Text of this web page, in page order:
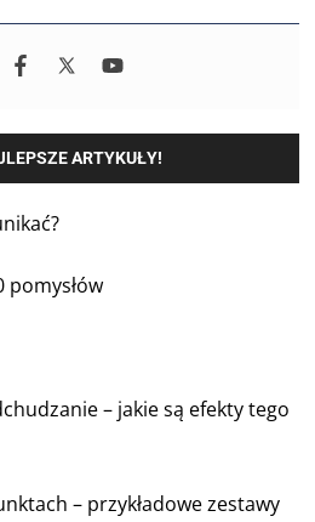
ARTYKUŁY!
pomysłów
– jakie są efekty tego
– przykładowe zestawy